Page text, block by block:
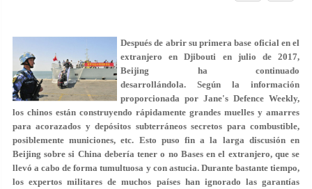
Después de abrir su primera base oficial en el
extranjero en Djibouti en julio de 2017,
Beijing ha continuado
desarrollándola. Según la información
proporcionada por Jane's Defence Weekly,
los chinos están construyendo rápidamente grandes muelles y amarres
para acorazados y depósitos subterráneos secretos para combustible,
posiblemente municiones, etc. Esto puso fin a la larga discusión en
Beijing sobre si China debería tener o no Bases en el extranjero, que se
llevó a cabo de forma tumultuosa y con astucia. Durante bastante tiempo,
los expertos militares de muchos países han ignorado las garantías